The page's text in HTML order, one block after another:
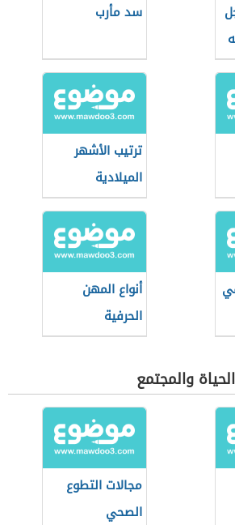
سد مأرب
ترتيب الأشهر
الميلادية
أنواع المهن
الحرفية
والمجتمع
مجالات التطوع
الصحي